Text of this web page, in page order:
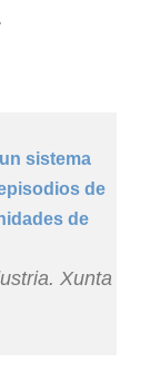
sistema
de
de
Xunta